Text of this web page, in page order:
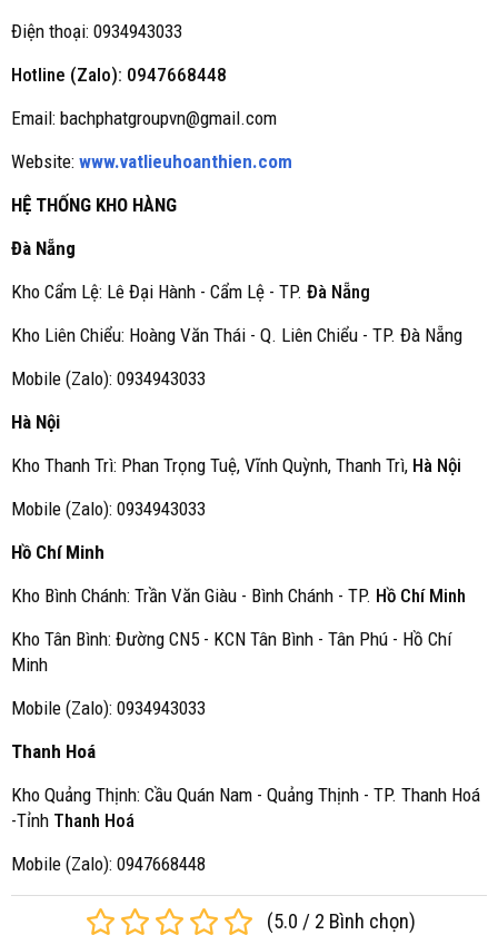
Điện thoại: 0934943033
Hotline (Zalo): 0947668448
Email: bachphatgroupvn@gmail.com
Website: www.vatlieuhoanthien.com
HỆ THỐNG KHO HÀNG
Đà Nẵng
Kho Cẩm Lệ: Lê Đại Hành - Cẩm Lệ - TP. Đà Nẵng
Kho Liên Chiểu: Hoàng Văn Thái - Q. Liên Chiểu - TP. Đà Nẵng
Mobile (Zalo): 0934943033
Hà Nội
Kho Thanh Trì: Phan Trọng Tuệ, Vĩnh Quỳnh, Thanh Trì, Hà Nội
Mobile (Zalo): 0934943033
Hồ Chí Minh
Kho Bình Chánh: Trần Văn Giàu - Bình Chánh - TP. Hồ Chí Minh
Kho Tân Bình: Đường CN5 - KCN Tân Bình - Tân Phú - Hồ Chí
Minh
Mobile (Zalo): 0934943033
Thanh Hoá
Kho Quảng Thịnh: Cầu Quán Nam - Quảng Thịnh - TP. Thanh Hoá
-Tỉnh Thanh Hoá
Mobile (Zalo): 0947668448
(5.0 / 2 Bình chọn)